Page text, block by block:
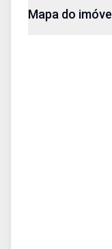
Mapa do imóvel